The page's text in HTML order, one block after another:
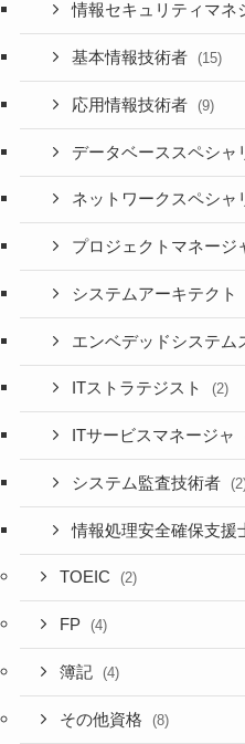
情報セキュリティマネ
基本情報技術者 (15)
応用情報技術者 (9)
データベーススペシャ
ネットワークスペシャ
プロジェクトマネージ
システムアーキテクト
エンベデッドシステム
ITストラテジスト (2)
ITサービスマネージャ
システム監査技術者
情報処理安全確保支援
TOEIC (2)
FP (4)
簿記 (4)
その他資格 (8)